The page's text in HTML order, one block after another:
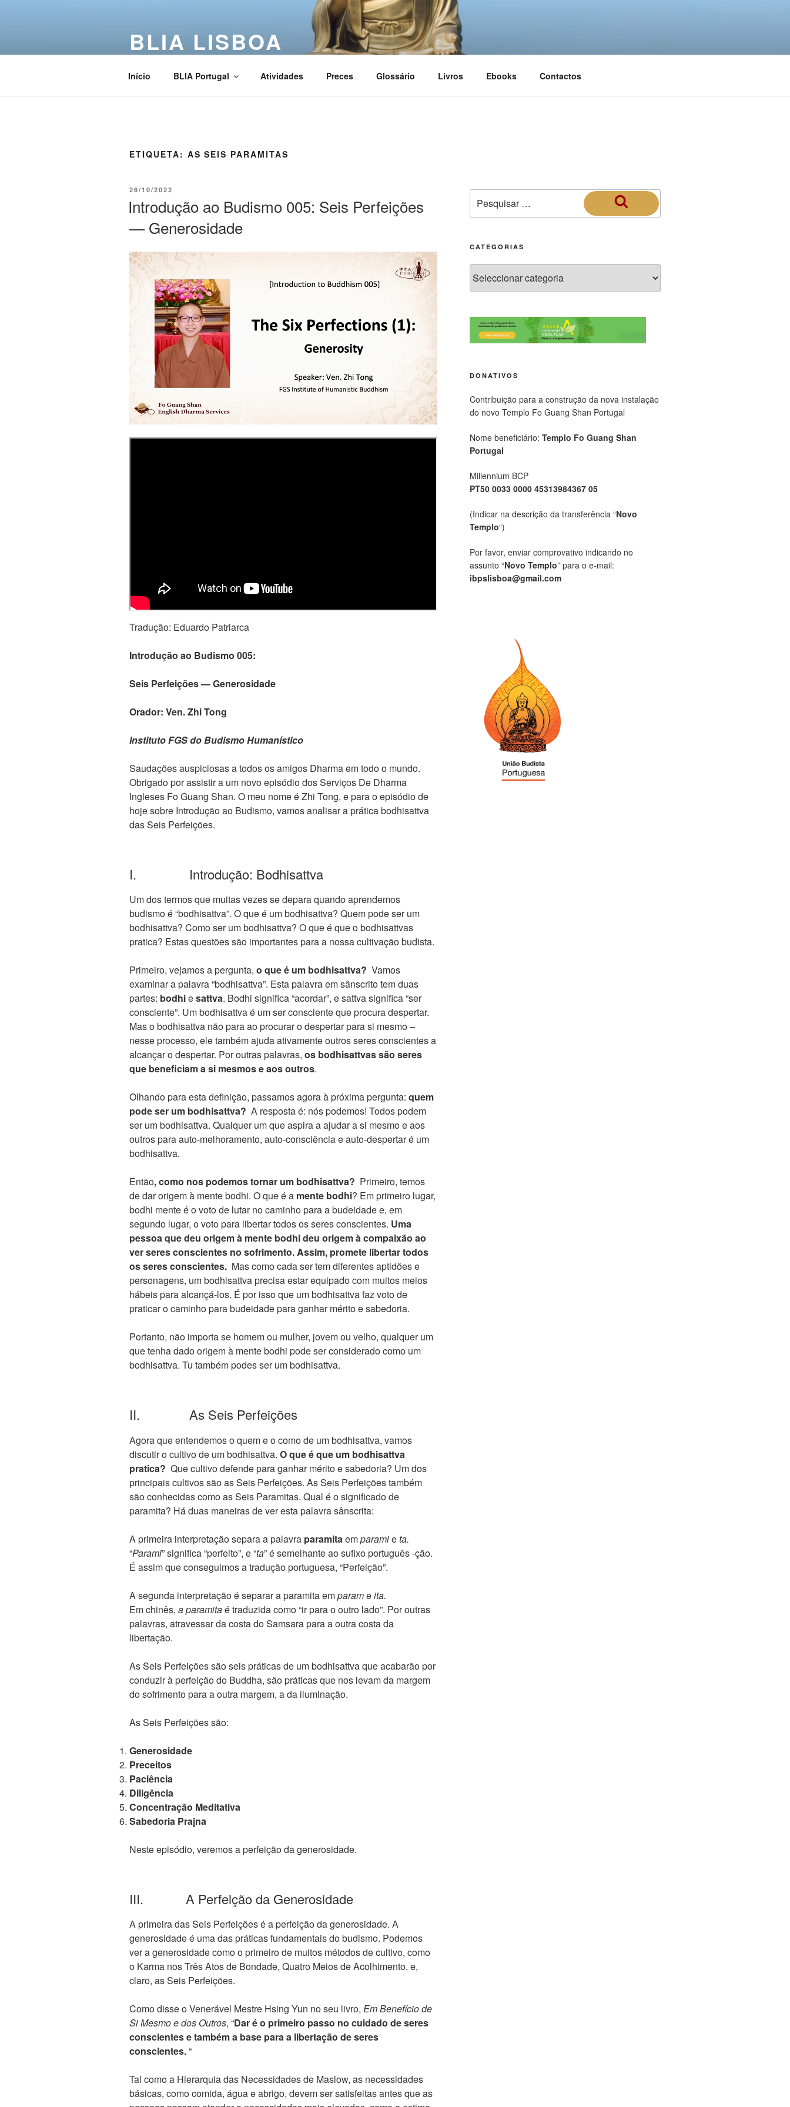
BLIA LISBOA
Início BLIA Portugal Atividades Preces Glossário Livros Ebooks Contactos
ETIQUETA: AS SEIS PARAMITAS
26/10/2022
Introdução ao Budismo 005: Seis Perfeições
— Generosidade
Tradução: Eduardo Patriarca
Introdução ao Budismo 005:
Seis Perfeições — Generosidade
Orador: Ven. Zhi Tong
Instituto FGS do Budismo Humanístico
Saudações auspiciosas a todos os amigos Dharma em todo o mundo.
Obrigado por assistir a um novo episódio dos Serviços De Dharma
Ingleses Fo Guang Shan. O meu nome é Zhi Tong, e para o episódio de
hoje sobre Introdução ao Budismo, vamos analisar a prática bodhisattva
das Seis Perfeições.
I. Introdução: Bodhisattva
Um dos termos que muitas vezes se depara quando aprendemos
budismo é “bodhisattva”. O que é um bodhisattva? Quem pode ser um
bodhisattva? Como ser um bodhisattva? O que é que o bodhisattvas
pratica? Estas questões são importantes para a nossa cultivação budista.
Primeiro, vejamos a pergunta, o que é um bodhisattva? Vamos
examinar a palavra “bodhisattva”. Esta palavra em sânscrito tem duas
partes: bodhiesattva. Bodhi significa “acordar”, e sattva significa “ser
consciente”. Um bodhisattva é um ser consciente que procura despertar.
Mas o bodhisattva não para ao procurar o despertar para si mesmo –
nesse processo, ele também ajuda ativamente outros seres conscientes a
alcançar o despertar. Por outras palavras, os bodhisattvas são seres
que beneficiam a si mesmos e aos outros.
Olhando para esta definição, passamos agora à próxima pergunta: quem
pode ser um bodhisattva? A resposta é: nós podemos! Todos podem
ser um bodhisattva. Qualquer um que aspira a ajudar a si mesmo e aos
outros para auto-melhoramento, auto-consciência e auto-despertar é um
bodhisattva.
Então, como nos podemos tornar um bodhisattva? Primeiro, temos
de dar origem à mente bodhi. O que é a mente bodhi? Em primeiro lugar,
bodhi mente é o voto de lutar no caminho para a budeidade e, em
segundo lugar, o voto para libertar todos os seres conscientes. Uma
pessoa que deu origem à mente bodhi deu origem à compaixão ao
ver seres conscientes no sofrimento. Assim, promete libertar todos
os seres conscientes. Mas como cada ser tem diferentes aptidões e
personagens, um bodhisattva precisa estar equipado com muitos meios
hábeis para alcançá-los. É por isso que um bodhisattva faz voto de
praticar o caminho para budeidade para ganhar mérito e sabedoria.
Portanto, não importa se homem ou mulher, jovem ou velho, qualquer um
que tenha dado origem à mente bodhi pode ser considerado como um
bodhisattva. Tu também podes ser um bodhisattva.
II. As Seis Perfeições
Agora que entendemos o quem e o como de um bodhisattva, vamos
discutir o cultivo de um bodhisattva. O que é que um bodhisattva
pratica? Que cultivo defende para ganhar mérito e sabedoria? Um dos
principais cultivos são as Seis Perfeições. As Seis Perfeições também
são conhecidas como as Seis Paramitas. Qual é o significado de
paramita? Há duas maneiras de ver esta palavra sânscrita:
A primeira interpretação separa a palavra paramita emparamieta.
“Parami” significa “perfeito”, e “ta” é semelhante ao sufixo português -ção.
É assim que conseguimos a tradução portuguesa, “Perfeição”.
A segunda interpretação é separar a paramita emparameita.
Em chinês, a paramitaé traduzida como “ir para o outro lado”. Por outras
palavras, atravessar da costa do Samsara para a outra costa da
libertação.
As Seis Perfeições são seis práticas de um bodhisattva que acabarão por
conduzir à perfeição do Buddha, são práticas que nos levam da margem
do sofrimento para a outra margem, a da iluminação.
As Seis Perfeições são:
Generosidade
Preceitos
Paciência
Diligência
Concentração Meditativa
Sabedoria Prajna
Neste episódio, veremos a perfeição da generosidade.
III. A Perfeição da Generosidade
A primeira das Seis Perfeições é a perfeição da generosidade. A
generosidade é uma das práticas fundamentais do budismo. Podemos
ver a generosidade como o primeiro de muitos métodos de cultivo, como
o Karma nos Três Atos de Bondade, Quatro Meios de Acolhimento, e,
claro, as Seis Perfeições.
Como disse o Venerável Mestre Hsing Yun no seu livro, Em Benefício de
Si Mesmo e dos Outros, “Dar é o primeiro passo no cuidado de seres
conscientes e também a base para a libertação de seres
conscientes.“
Tal como a Hierarquia das Necessidades de Maslow, as necessidades
básicas, como comida, água e abrigo, devem ser satisfeitas antes que as
CATEGORIAS
DONATIVOS
Contribuição para a construção da nova instalação
do novo Templo Fo Guang Shan Portugal
Nome beneficiário: Templo Fo Guang Shan
Portugal
Millennium BCP
PT50 0033 0000 45313984367 05
(Indicar na descrição da transferência “Novo
Templo“)
Por favor, enviar comprovativo indicando no
assunto “Novo Templo” para o e-mail:
ibpslisboa@gmail.com